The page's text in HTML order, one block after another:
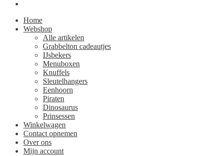
Home
Webshop
Alle artikelen
Grabbelton cadeautjes
IJsbekers
Menuboxen
Knuffels
Sleutelhangers
Eenhoorn
Piraten
Dinosaurus
Prinsessen
Winkelwagen
Contact opnemen
Over ons
Mijn account